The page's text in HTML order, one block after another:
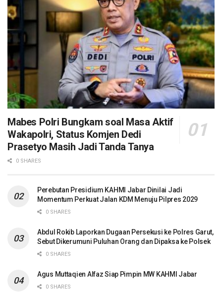
Mabes Polri Bungkam soal Masa Aktif
Wakapolri, Status Komjen Dedi
Prasetyo Masih Jadi Tanda Tanya
0 SHARES
Perebutan Presidium KAHMI Jabar Dinilai Jadi
Momentum Perkuat Jalan KDM Menuju Pilpres 2029
0 SHARES
Abdul Rokib Laporkan Dugaan Persekusi ke Polres Garut,
Sebut Dikerumuni Puluhan Orang dan Dipaksa ke Polsek
0 SHARES
Agus Muttaqien Alfaz Siap Pimpin MW KAHMI Jabar
0 SHARES